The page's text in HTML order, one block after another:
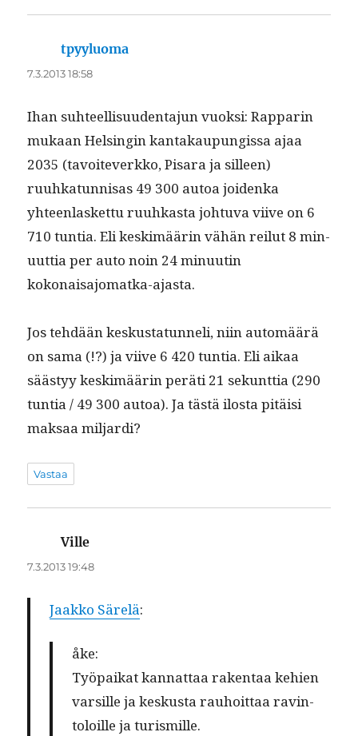
tpyyluoma
7.3.2013 18:58
Ihan suh­teel­lisu­u­den­ta­jun vuok­si: Rap­parin
mukaan Helsin­gin kan­takaupungis­sa ajaa
2035 (tavoitev­erkko, Pis­ara ja silleen)
ruuhkatun­nisas 49 300 autoa joiden­ka
yhteen­las­ket­tu ruuhkas­ta johtu­va viive on 6
710 tun­tia. Eli keskimäärin vähän reilut 8 min­
u­ut­tia per auto noin 24 min­uutin
kokonaisajomatka-ajasta.
Jos tehdään keskus­tatun­neli, niin automäärä
on sama (!?) ja viive 6 420 tun­tia. Eli aikaa
säästyy keskimäärin peräti 21 sekunt­tia (290
tun­tia / 49 300 autoa). Ja tästä ilosta pitäisi
mak­saa miljardi?
Vastaa
Ville
7.3.2013 19:48
Jaakko Särelä:
åke:
Työ­paikat kan­nat­taa rak­en­taa kehien
var­sille ja keskus­ta rauhoit­taa rav­in­
toloille ja turismille.